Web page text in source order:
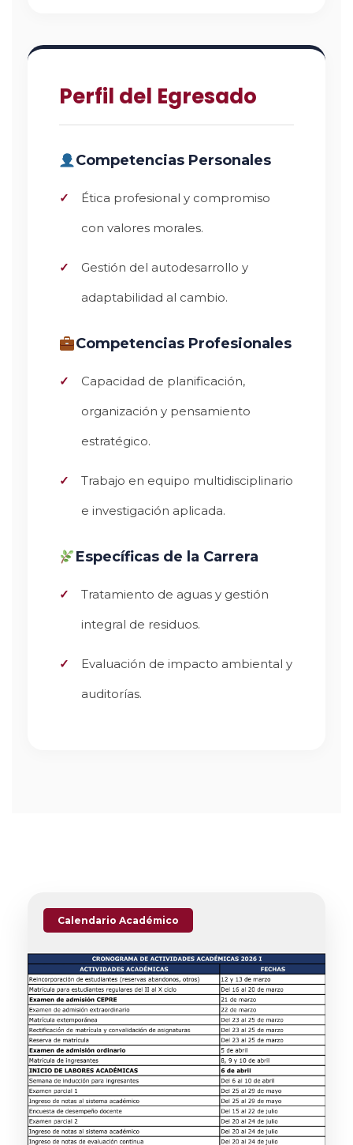
Perfil del Egresado
Competencias Personales
Ética profesional y compromiso
con valores morales.
Gestión del autodesarrollo y
adaptabilidad al cambio.
Competencias Profesionales
Capacidad de planificación,
organización y pensamiento
estratégico.
Trabajo en equipo multidisciplinario
e investigación aplicada.
Específicas de la Carrera
Tratamiento de aguas y gestión
integral de residuos.
Evaluación de impacto ambiental y
auditorías.
Calendario Académico